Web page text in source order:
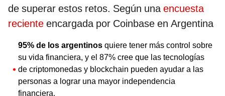
de superar estos retos. Según unaencuesta
reciente encargada por Coinbase en Argentina
95% de los argentinos quiere tener más control sobre
su vida financiera, y el 87% cree que las tecnologías
de criptomonedas y blockchain pueden ayudar a las
personas a lograr una mayor independencia
financiera.